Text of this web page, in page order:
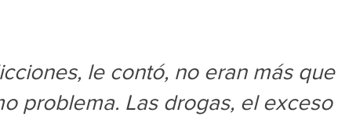
le contó, no eran más
problema. Las drogas, el